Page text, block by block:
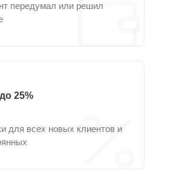
передумал или решил
25%
для всех новых клиентов и